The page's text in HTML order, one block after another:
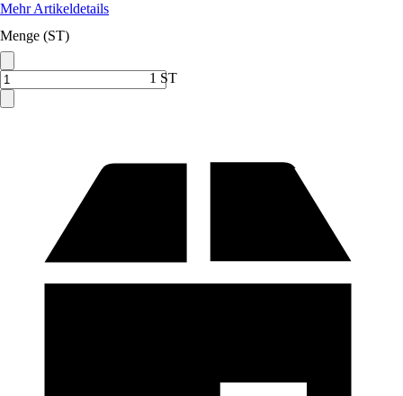
Mehr Artikeldetails
Menge (ST)
1 ST